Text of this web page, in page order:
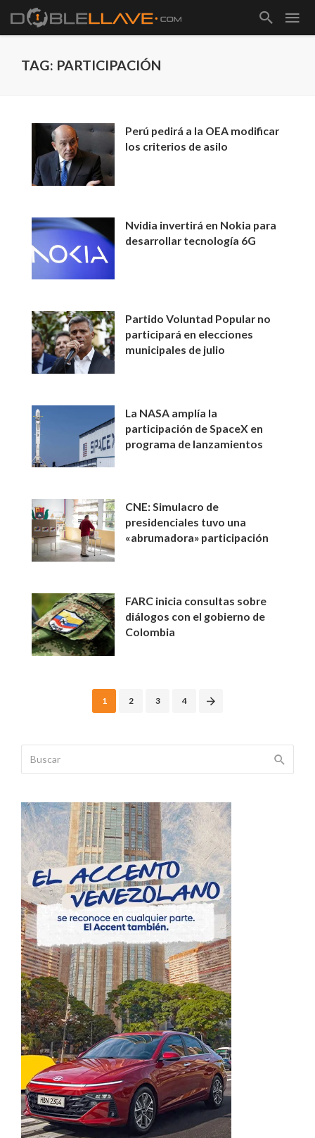
TAG: PARTICIPACIÓN
Perú pedirá a la OEA modificar
los criterios de asilo
Nvidia invertirá en Nokia para
desarrollar tecnología 6G
Partido Voluntad Popular no
participará en elecciones
municipales de julio
La NASA amplía la
participación de SpaceX en
programa de lanzamientos
CNE: Simulacro de
presidenciales tuvo una
«abrumadora» participación
FARC inicia consultas sobre
diálogos con el gobierno de
Colombia
1 2 3 4